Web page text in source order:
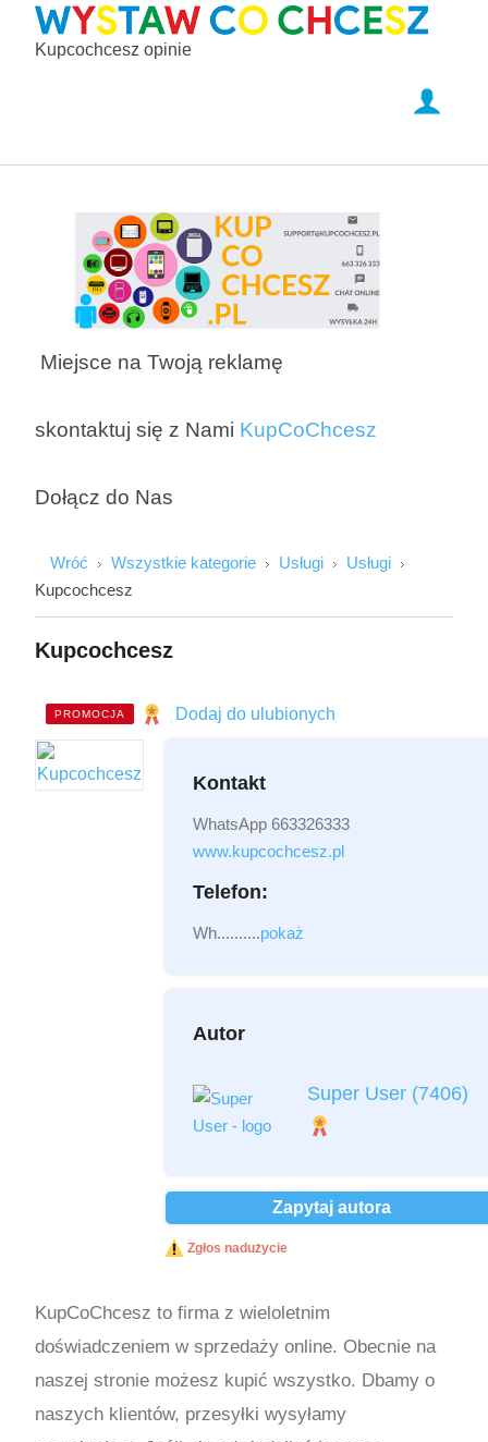
Kupcochcesz opinie
Miejsce na Twoją reklamę
skontaktuj się z Nami KupCoChcesz
Dołącz do Nas
Wróć Wszystkie kategorie Usługi
Usługi
Kupcochcesz
Kupcochcesz
PROMOCJA Dodaj do ulubionych
Kontakt
WhatsApp 663326333
www.kupcochcesz.pl
Telefon:
Wh..........pokaż
Autor
Super User (7406)
Zapytaj autora
Zgłos nadużycie
Załącznik (2MB - doc,pdf,zip)
Przeczytałem i akceptuję
Politykę
Prywatności
Ochrona danych osobowych *
KupCoChcesz to firma z wieloletnim
doświadczeniem w sprzedaży online. Obecnie na
naszej stronie możesz kupić wszystko. Dbamy o
naszych klientów, przesyłki wysyłamy